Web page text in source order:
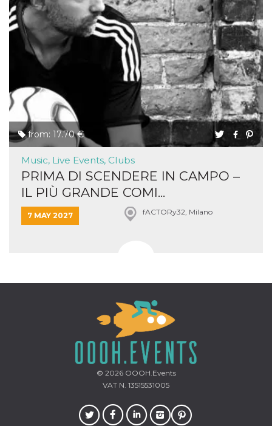
from: 17.70 €
Music, Live Events, Clubs
PRIMA DI SCENDERE IN CAMPO –
IL PIÙ GRANDE COMI...
7 MAY 2027 fACTORy32, Milano
© 2026OOOH.Events
VAT N. 13515531005